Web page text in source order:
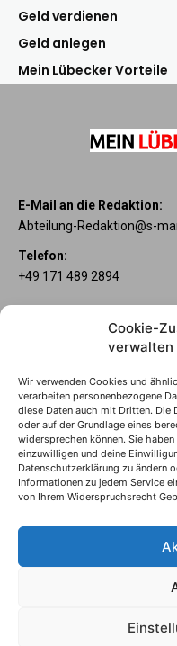
Cookie-
verwalten
Wir verwenden Cookies und
verarbeiten personenbezogene
diese Daten auch mit Dritten. Die
oder auf der Grundlage eines
widersprechen können. Sie
einzuwilligen und deine
Datenschutzerklärung zu ändern
Informationen zu jedem Service
von Ihrem Widerspruchsrecht
Geld verdienen
Geld anlegen
Mein Lübecker Vorteile
E-Mail an die Redaktion:
Abteilung-Redaktion@s-
Telefon:
+49 171 489 2894
Wenn’s um Geld geht, hat
Mein Lübecker Konto genau
Kontomodelle Mein
und Mein Lübecker Fresh
Im Mein Lübecker Magazin
gibt.
Die Mein
© S-Markt & Mehrwert &